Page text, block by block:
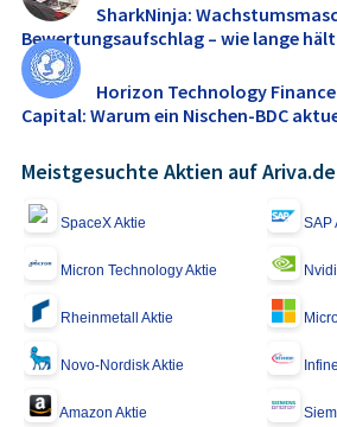
SharkNinja:
Bewertungsaufschlag – wie lange
Horizon Technology
Capital: Warum ein Nischen-BDC
Meistgesuchte Aktien auf Ariva.de
SpaceX Aktie SAP
Micron Technology Aktie
Rheinmetall Aktie
Novo-Nordisk Aktie
Amazon Aktie